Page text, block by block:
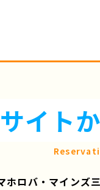
イト
ホロバ・マインズ